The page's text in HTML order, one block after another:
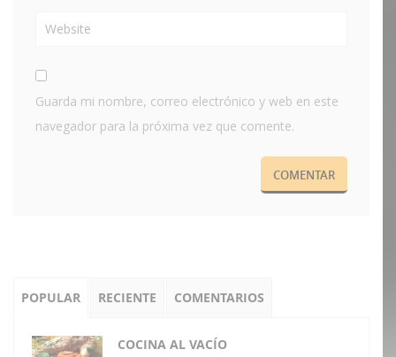
Guarda mi nombre, correo electrónico y web en este
navegador para la próxima vez que comente.
POPULAR RECIENTE COMENTARIOS
COCINA AL VACÍO